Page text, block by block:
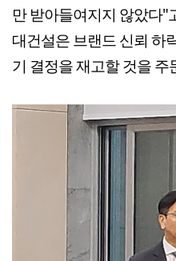
만 받아들여지지 않았다"
대건설은 브랜드 신뢰 하
기 결정을 재고할 것을 주